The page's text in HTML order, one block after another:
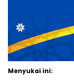
Menyukai ini: